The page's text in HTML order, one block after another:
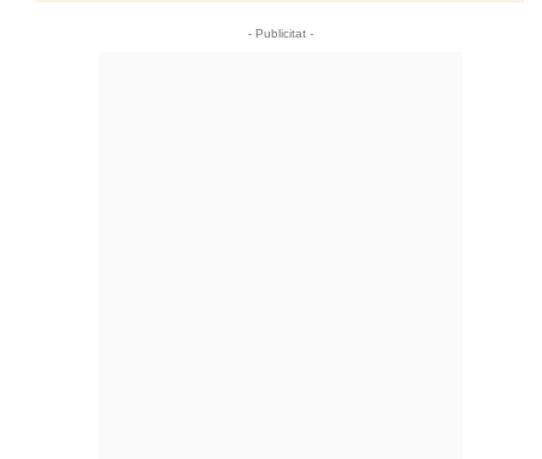
- Publicitat -